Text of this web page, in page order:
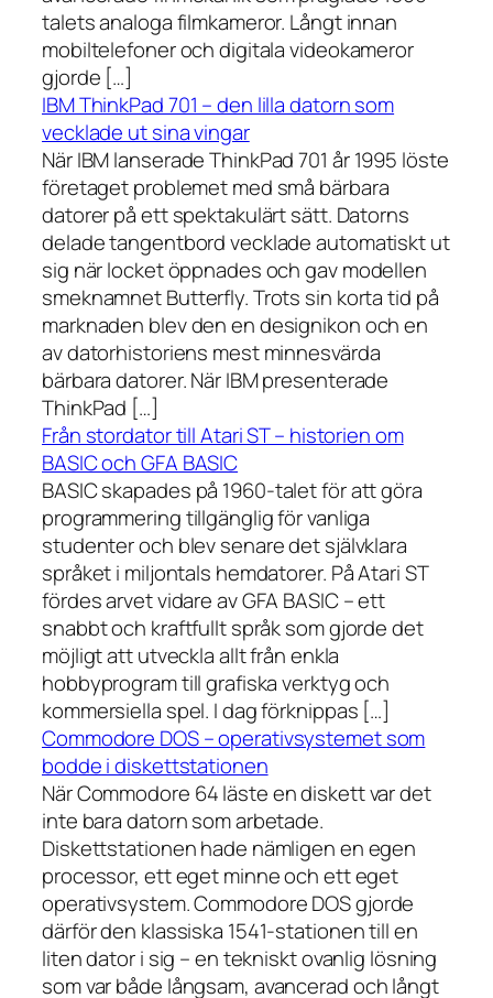
talets analoga filmkameror. Långt innan
mobiltelefoner och digitala videokameror
gjorde […]
IBM ThinkPad 701 – den lilla datorn som
vecklade ut sina vingar
När IBM lanserade ThinkPad 701 år 1995 löste
företaget problemet med små bärbara
datorer på ett spektakulärt sätt. Datorns
delade tangentbord vecklade automatiskt ut
sig när locket öppnades och gav modellen
smeknamnet Butterfly. Trots sin korta tid på
marknaden blev den en designikon och en
av datorhistoriens mest minnesvärda
bärbara datorer. När IBM presenterade
ThinkPad […]
Från stordator till Atari ST – historien om
BASIC och GFA BASIC
BASIC skapades på 1960-talet för att göra
programmering tillgänglig för vanliga
studenter och blev senare det självklara
språket i miljontals hemdatorer. På Atari ST
fördes arvet vidare av GFA BASIC – ett
snabbt och kraftfullt språk som gjorde det
möjligt att utveckla allt från enkla
hobbyprogram till grafiska verktyg och
kommersiella spel. I dag förknippas […]
Commodore DOS – operativsystemet som
bodde i diskettstationen
När Commodore 64 läste en diskett var det
inte bara datorn som arbetade.
Diskettstationen hade nämligen en egen
processor, ett eget minne och ett eget
operativsystem. Commodore DOS gjorde
därför den klassiska 1541-stationen till en
liten dator i sig – en tekniskt ovanlig lösning
som var både långsam, avancerad och långt